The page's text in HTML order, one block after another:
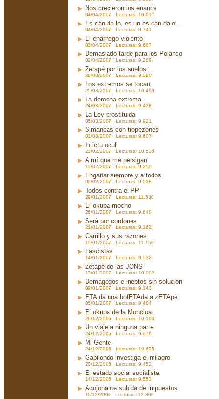
Nos crecieron los enanos
04/04/2007 Lecturas: 10.017
Es-cán-da-lo, es un es-cán-dalo...
04/04/2007 Lecturas: 9.741
El charnego violento
03/04/2007 Lecturas: 9.667
Demasiado tarde para los Polanco
02/04/2007 Lecturas: 9.289
Zetapé por los suelos
28/03/2007 Lecturas: 9.520
Los extremos se tocan
25/03/2007 Lecturas: 10.490
La derecha extrema
24/03/2007 Lecturas: 9.428
La Ley prostituida
05/03/2007 Lecturas: 9.921
Simancas con tropezones
01/03/2007 Lecturas: 9.607
In ictu oculi
23/02/2007 Lecturas: 10.535
A mí que me persigan
15/02/2007 Lecturas: 9.259
Engañar siempre y a todos
09/02/2007 Lecturas: 9.038
Todos contra el PP
29/01/2007 Lecturas: 11.530
El okupa-mocho
26/01/2007 Lecturas: 9.640
Será por cordones
21/01/2007 Lecturas: 9.162
Carrillo y sus razones
19/01/2007 Lecturas: 11.156
Fascistas
14/01/2007 Lecturas: 9.532
Zetapé de las JONS
13/01/2007 Lecturas: 10.002
Demagogos e ineptos sin solución
09/01/2007 Lecturas: 9.143
ETA da una bofETAda a zETApé
05/01/2007 Lecturas: 9.484
El okupa de la Moncloa
26/12/2006 Lecturas: 10.103
Un viaje a ninguna parte
24/12/2006 Lecturas: 9.079
Mi Gente
24/12/2006 Lecturas: 10.625
Gabilondo investiga el milagro
20/12/2006 Lecturas: 9.452
El estado social socialista
14/12/2006 Lecturas: 9.553
Acojonante subida de impuestos
11/12/2006 Lecturas: 12.300